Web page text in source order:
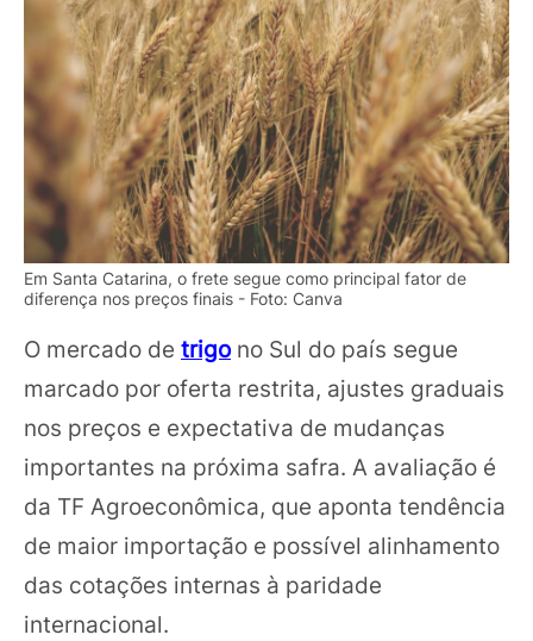
Em Santa Catarina, o frete segue como principal fator de
diferença nos preços finais - Foto: Canva
O mercado de trigono Sul do país segue
marcado por oferta restrita, ajustes graduais
nos preços e expectativa de mudanças
importantes na próxima safra. A avaliação é
da TF Agroeconômica, que aponta tendência
de maior importação e possível alinhamento
das cotações internas à paridade
internacional.